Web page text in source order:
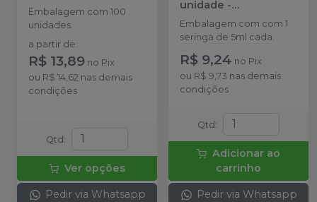
Embalagem com 100
unidades.
a partir de:
R$ 13,89 no Pix
ou R$ 14,62 nas demais
condições
Qtd:
Ver opções
Pedir via Whatsapp
unidade -
ULTRADENT
Embalagem com com 1
seringa de 5ml cada.
R$ 9,24 no Pix
ou R$ 9,73 nas demais
condições
Qtd:
Adicionar ao
carrinho
Pedir via Whatsapp